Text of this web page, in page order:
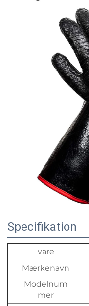
Specifikation
vare
Mærkenavn
Modelnum
mer